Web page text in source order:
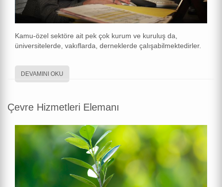
Kamu-özel sektöre ait pek çok kurum ve kuruluş da,
üniversitelerde, vakıflarda, derneklerde çalışabilmektedirler.
DEVAMINI OKU
Çevre Hizmetleri Elemanı